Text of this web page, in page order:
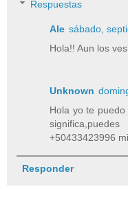
Respuestas
Ale sábado,
Hola!! Aun los
Unknown
Hola yo te
+50433423996
Responder